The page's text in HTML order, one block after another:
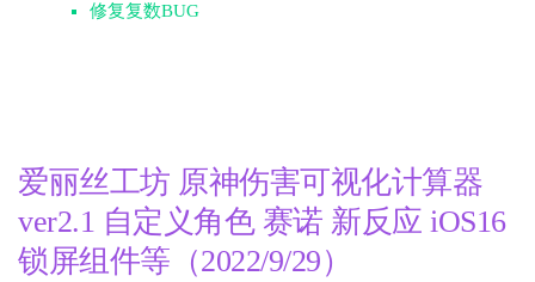
修复复数BUG
爱丽丝工坊 原神伤害可视化计算器
ver2.1 自定义角色 赛诺 新反应 iOS16
锁屏组件等（2022/9/29）